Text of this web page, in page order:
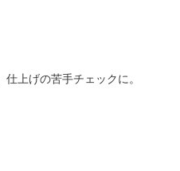
上げの苦手チェックに。